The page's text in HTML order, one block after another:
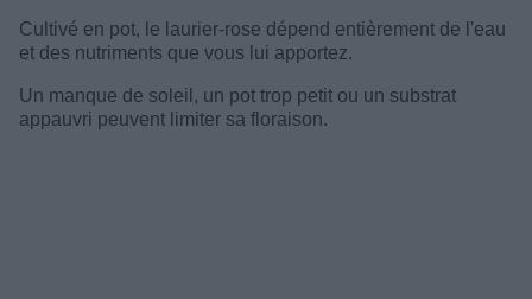
Cultivé en pot, le laurier-rose dépend entièrement de l'eau
et des nutriments que vous lui apportez.
Un manque de soleil, un pot trop petit ou un substrat
appauvri peuvent limiter sa floraison.